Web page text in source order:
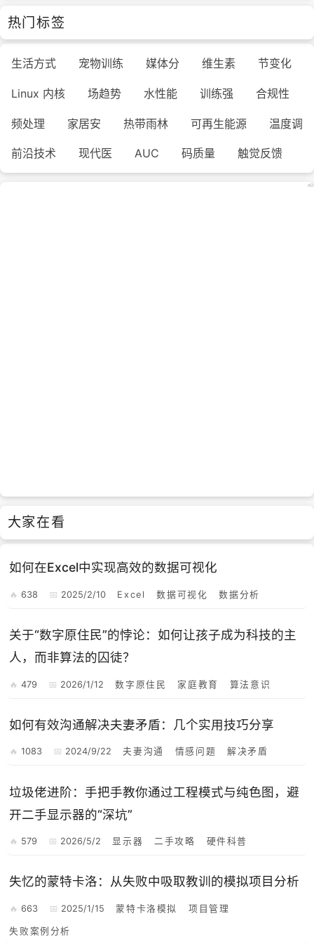
热门标签
生活方式 宠物训练 媒体分 维生素 节变化
Linux 内核 场趋势 水性能 训练强 合规性
频处理 家居安 热带雨林 可再生能源 温度调
前沿技术 现代医 AUC 码质量 触觉反馈
大家在看
如何在Excel中实现高效的数据可视化
638 2025/2/10 Excel 数据可视化 数据分析
关于“数字原住民”的悖论：如何让孩子成为科技的主
人，而非算法的囚徒？
479 2026/1/12 数字原住民 家庭教育 算法意识
如何有效沟通解决夫妻矛盾：几个实用技巧分享
1083 2024/9/22 夫妻沟通 情感问题 解决矛盾
垃圾佬进阶：手把手教你通过工程模式与纯色图，避
开二手显示器的“深坑”
579 2026/5/2 显示器 二手攻略 硬件科普
失忆的蒙特卡洛：从失败中吸取教训的模拟项目分析
663 2025/1/15 蒙特卡洛模拟 项目管理
失败案例分析